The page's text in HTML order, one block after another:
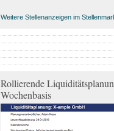
Weitere Stellenanzeigen im
Rollierende
Wochenbasis